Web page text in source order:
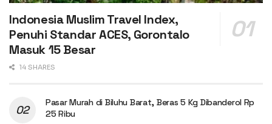
Indonesia Muslim Travel Index,
Penuhi Standar ACES, Gorontalo
Masuk 15 Besar
14 SHARES
Pasar Murah di Biluhu Barat, Beras 5 Kg Dibanderol Rp
25 Ribu